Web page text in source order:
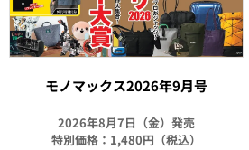
モノマックス2026年9月号
2026年8月7日（金）発売
特別価格：1,480円（税込）